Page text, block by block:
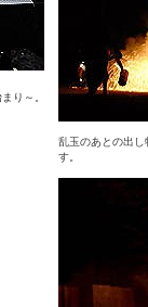
り～。
乱玉のあとの出
す。